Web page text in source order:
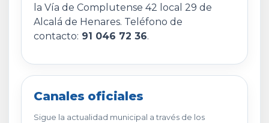
la Vía de Complutense 42 local 29 de
Alcalá de Henares. Teléfono de
contacto: 91 046 72 36.
Canales oficiales
Sigue la actualidad municipal a través de los